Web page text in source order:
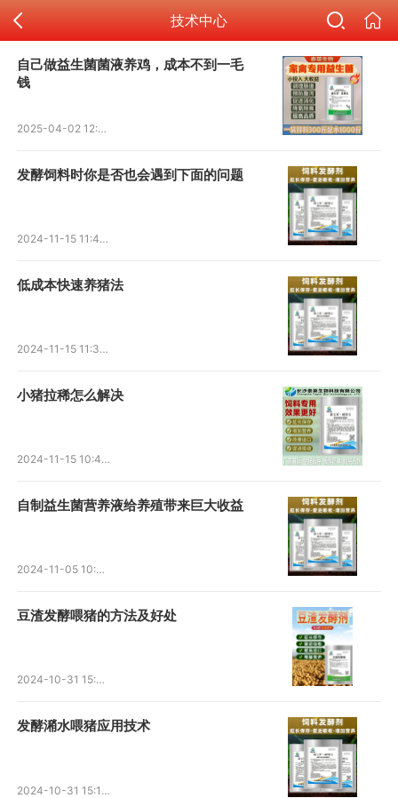
技术中心
自己做益生菌菌液养鸡，成本不到一毛
钱
2025-04-02 12:50:34
发酵饲料时你是否也会遇到下面的问题
2024-11-15 11:40:49
低成本快速养猪法
2024-11-15 11:32:25
小猪拉稀怎么解决
2024-11-15 10:44:23
自制益生菌营养液给养殖带来巨大收益
2024-11-05 10:42:37
豆渣发酵喂猪的方法及好处
2024-10-31 15:30:24
发酵潲水喂猪应用技术
2024-10-31 15:18:49